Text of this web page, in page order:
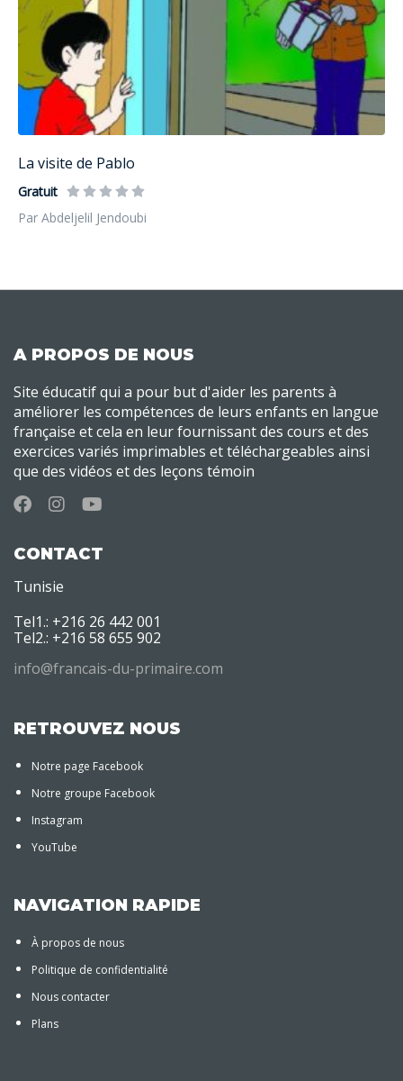
La visite de Pablo
Gratuit
Par Abdeljelil Jendoubi
A PROPOS DE NOUS
Site éducatif qui a pour but d'aider les parents à
améliorer les compétences de leurs enfants en langue
française et cela en leur fournissant des cours et des
exercices variés imprimables et téléchargeables ainsi
que des vidéos et des leçons témoin
CONTACT
Tunisie
Tel1.: +216 26 442 001
Tel2.: +216 58 655 902
info@francais-du-primaire.com
RETROUVEZ NOUS
Notre page Facebook
Notre groupe Facebook
Instagram
YouTube
NAVIGATION RAPIDE
À propos de nous
Politique de confidentialité
Nous contacter
Plans